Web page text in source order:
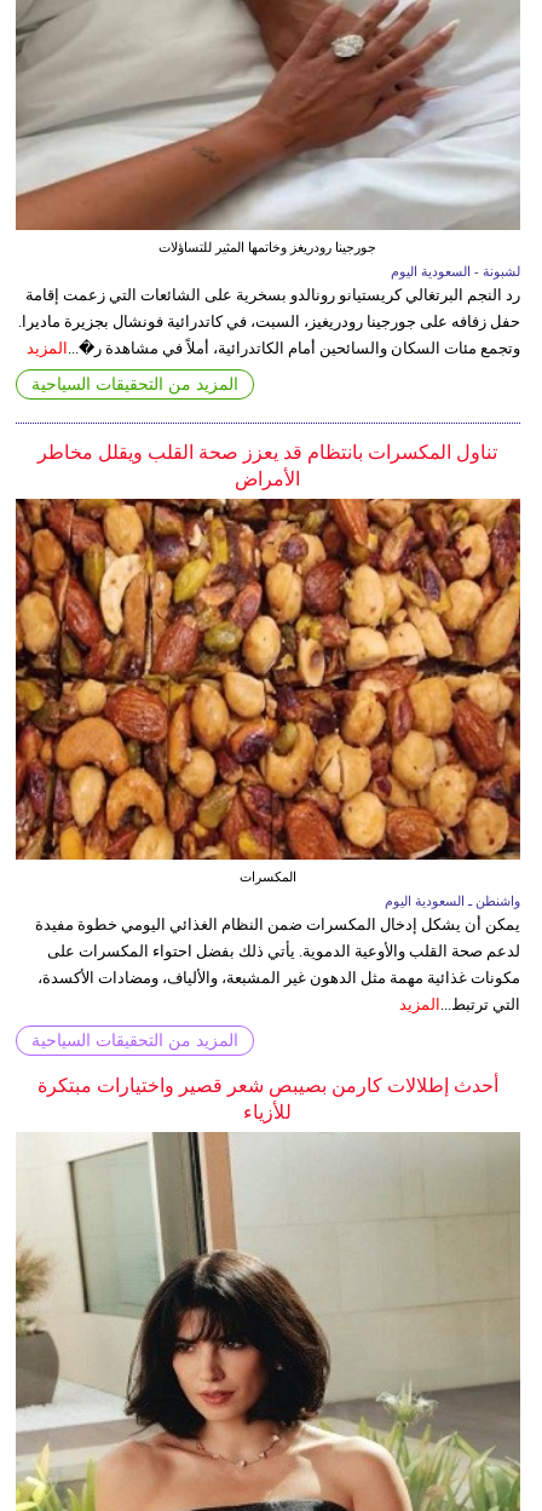
جورجينا رودريغز وخاتمها المثير للتساؤلات
لشبونة - السعودية اليوم
رد النجم البرتغالي كريستيانو رونالدو بسخرية على الشائعات التي زعمت إقامة
حفل زفافه على جورجينا رودريغيز، السبت، في كاتدرائية فونشال بجزيرة ماديرا.
وتجمع مئات السكان والسائحين أمام الكاتدرائية، أملاً في مشاهدة ر�...
المزيد
المزيد من التحقيقات السياحية
تناول المكسرات بانتظام قد يعزز صحة القلب ويقلل مخاطر
الأمراض
المكسرات
واشنطن ـ السعودية اليوم
يمكن أن يشكل إدخال المكسرات ضمن النظام الغذائي اليومي خطوة مفيدة
لدعم صحة القلب والأوعية الدموية. يأتي ذلك بفضل احتواء المكسرات على
مكونات غذائية مهمة مثل الدهون غير المشبعة، والألياف، ومضادات الأكسدة،
التي ترتبط... المزيد
المزيد من التحقيقات السياحية
أحدث إطلالات كارمن بصيبص شعر قصير واختيارات مبتكرة
للأزياء